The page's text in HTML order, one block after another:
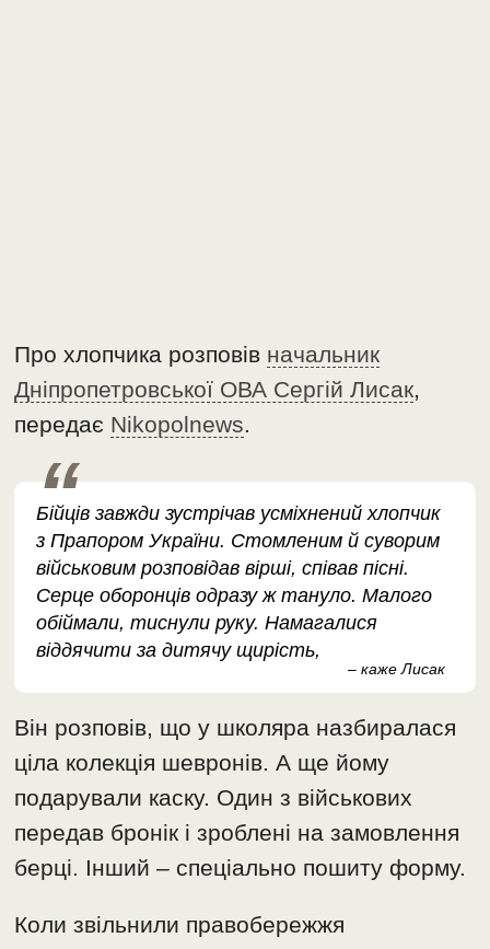
Про хлопчика розповів начальник
Дніпропетровської ОВА Сергій Лисак
передає Nikopolnews
Бійців завжди зустрічав усміхнений хлопчик
з Прапором України. Стомленим й суворим
військовим розповідав вірші, співав пісні.
Серце оборонців одразу ж тануло. Малого
обіймали, тиснули руку. Намагалися
віддячити за дитячу щирість,
– каже Лисак
Він розповів, що у школяра назбиралася
ціла колекція шевронів. А ще йому
подарували каску. Один з військових
передав бронік і зроблені на замовлення
берці. Інший – спеціально пошиту форму.
Коли звільнили правобережжя